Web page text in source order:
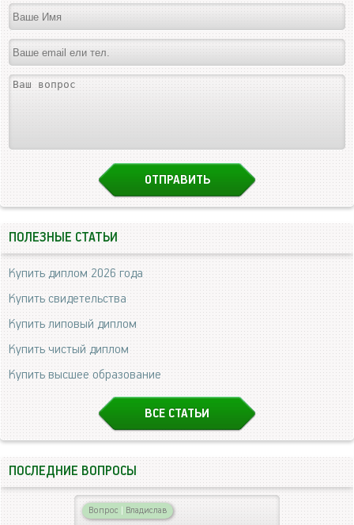
ПОЛЕЗНЫЕ СТАТЬИ
Купить диплом 2026 года
Купить свидетельства
Купить липовый диплом
Купить чистый диплом
Купить высшее образование
ВСЕ СТАТЬИ
ПОСЛЕДНИЕ ВОПРОСЫ
Вопрос | Владислав